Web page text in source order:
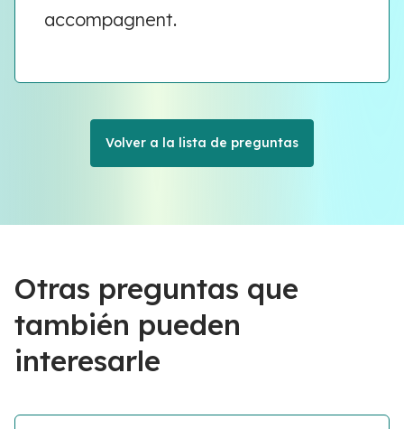
accompagnent.
Volver a la lista de preguntas
Otras preguntas que
también pueden
interesarle